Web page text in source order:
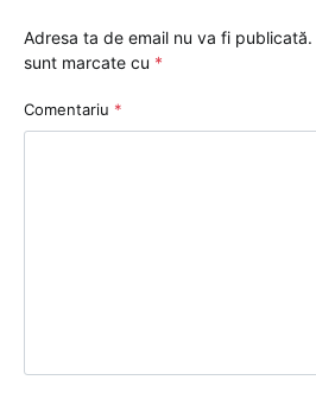
Adresa ta de email nu va fi publicată.
sunt marcate cu *
Comentariu *